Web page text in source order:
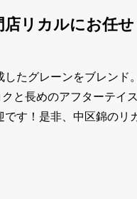
リカルにお任せ
たグレーンをブレンド。
と長めのアフターテ
す！是非、中区錦のリ